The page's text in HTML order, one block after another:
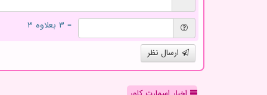
= ۳ بعلاوه ۳
ارسال نظر